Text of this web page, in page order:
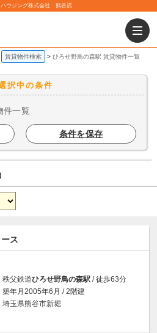
ハウジング株式会社 熊谷店
賃貸物件検索 ひろせ野鳥の森駅 賃貸物件一覧
択中の条件
件一覧
条件を保存
ス
秩父鉄道ひろせ野鳥の森駅 / 徒歩63分
築年月2005年6月 / 2階建
埼玉県熊谷市新堀